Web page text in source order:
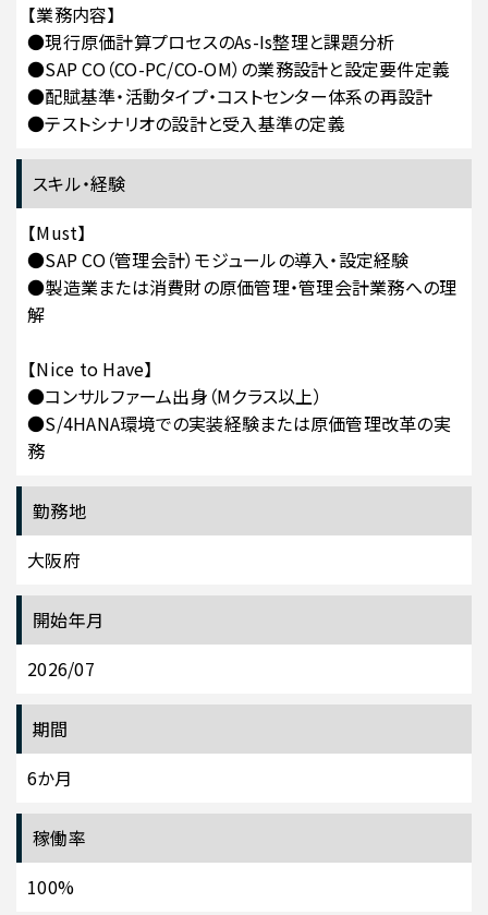
【業務内容】
●現行原価計算プロセスのAs-Is整理と課題分析
●SAP CO（CO-PC/CO-OM）の業務設計と設定要件定義
●配賦基準・活動タイプ・コストセンター体系の再設計
●テストシナリオの設計と受入基準の定義
スキル・経験
【Must】
●SAP CO（管理会計）モジュールの導入・設定経験
●製造業または消費財の原価管理・管理会計業務への理
解
【Nice to Have】
●コンサルファーム出身（Mクラス以上）
●S/4HANA環境での実装経験または原価管理改革の実
務
勤務地
大阪府
開始年月
2026/07
期間
6か月
稼働率
100%